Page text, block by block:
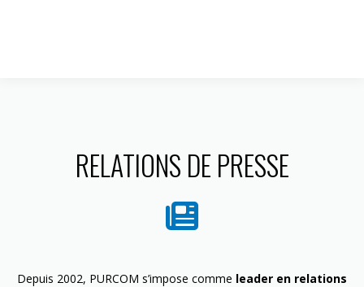
RELATIONS DE PRESSE
Depuis 2002, PURCOM s’impose comme leader en relations